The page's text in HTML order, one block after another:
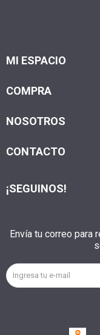
MI ESPACIO
COMPRA
NOSOTROS
CONTACTO
Envía tu correo para
¡SEGUINOS!